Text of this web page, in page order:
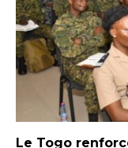
Le Togo